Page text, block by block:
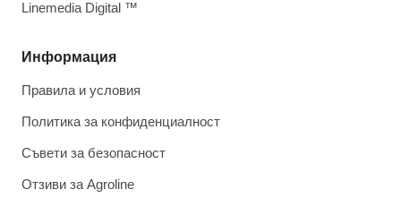
Информация
Правила и условия
Политика за конфиденциалност
Съвети за безопасност
Отзиви за Agroline
Linemedia Digital ™